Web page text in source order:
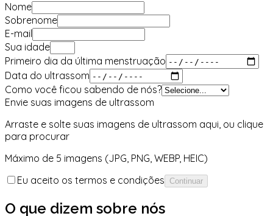
Nome
Sobrenome
E-mail
Sua idade
Primeiro dia da última menstruação
Data do ultrassom
Como você ficou sabendo de nós?
Envie suas imagens de ultrassom
Arraste e solte suas imagens de ultrassom aqui, ou clique
para procurar
Máximo de 5 imagens (JPG, PNG, WEBP, HEIC)
Eu aceito os termos e condições
Continuar
O que dizem sobre nós